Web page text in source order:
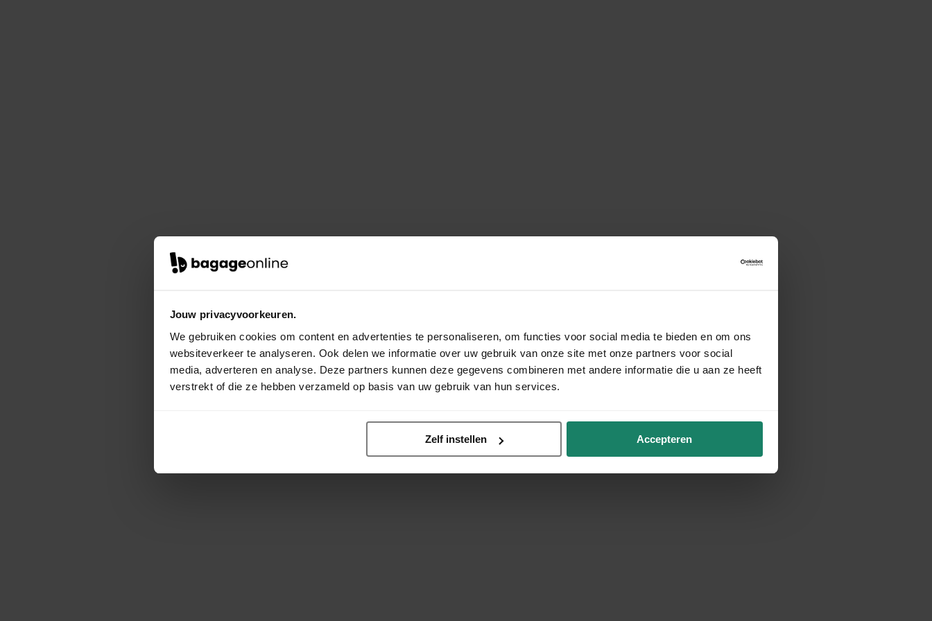
Jouw privacyvoorkeuren.
We gebruiken cookies om content en advertenties te personaliseren, om functies voor social media te bieden en om ons
websiteverkeer te analyseren. Ook delen we informatie over uw gebruik van onze site met onze partners voor social
media, adverteren en analyse. Deze partners kunnen deze gegevens combineren met andere informatie die u aan ze heeft
verstrekt of die ze hebben verzameld op basis van uw gebruik van hun services.
Zelf instellen Accepteren